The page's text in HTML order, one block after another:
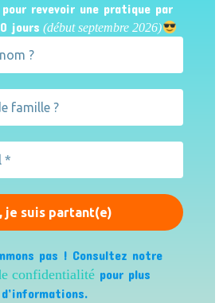
revevoir une pratique par
jours (début septembre 2026)
pas ! Consultez notre
confidentialitépour plus
d’informations.